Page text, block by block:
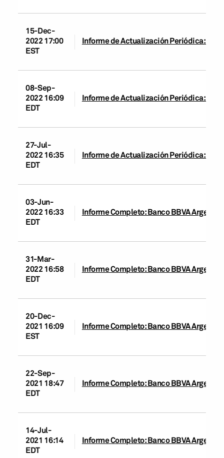
15-Dec-
2022 17:00
EST
Informe de Actualización Periódica:
08-Sep-
2022 16:09
EDT
Informe de Actualización Periódica:
27-Jul-
2022 16:35
EDT
Informe de Actualización Periódica:
03-Jun-
2022 16:33
EDT
Informe Completo: Banco BBVA
31-Mar-
2022 16:58
EDT
Informe Completo: Banco BBVA
20-Dec-
2021 16:09
EST
Informe Completo: Banco BBVA
22-Sep-
2021 18:47
EDT
Informe Completo: Banco BBVA
14-Jul-
2021 16:14
EDT
Informe Completo: Banco BBVA